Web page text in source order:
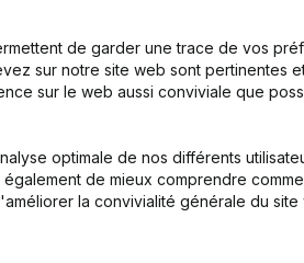
(NL)
Modification(s) Statuts
de garder une trace de vos
sur notre site web sont pertinentes
sur le web aussi conviviale que
optimale de nos différents
de mieux comprendre
la convivialité générale du site